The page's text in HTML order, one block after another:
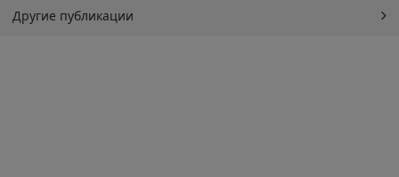
Другие публикации